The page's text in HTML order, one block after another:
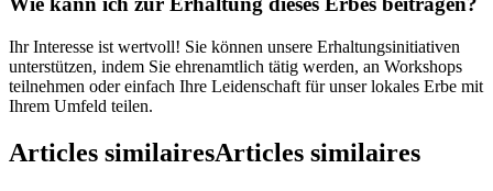
Ihr Interesse ist wertvoll! Sie können unsere Erhaltungsinitiativen
unterstützen, indem Sie ehrenamtlich tätig werden, an Workshops
teilnehmen oder einfach Ihre Leidenschaft für unser lokales Erbe mit
Ihrem Umfeld teilen.
Articles similairesArticles similaires